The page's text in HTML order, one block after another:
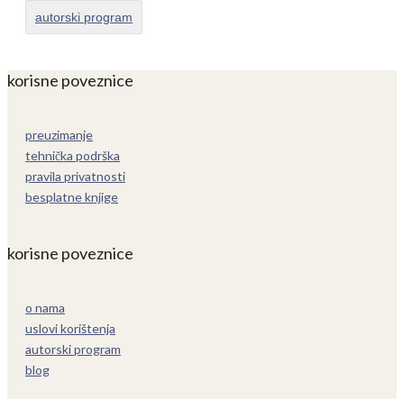
autorski program
korisne poveznice
preuzimanje
tehnička podrška
pravila privatnosti
besplatne knjige
korisne poveznice
o nama
uslovi korištenja
autorski program
blog